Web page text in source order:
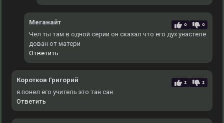
Меганайт 0 0
Чел ты там в одной серии он сказал что его дух унастеле
дован от матери
Ответить
Коротков Григорий 2 2
я понел его учитель это тан сан
Ответить